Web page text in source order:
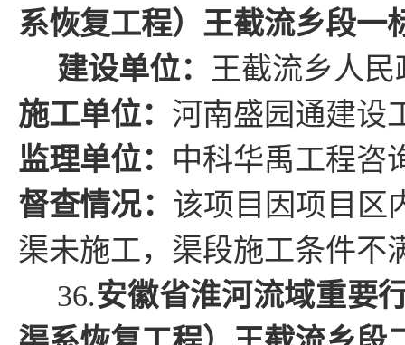
系恢复工程）王截流乡段一
建设单位： 王截流乡人民
施工单位： 河南盛园通建设
监理单位： 中科华禹工程咨
督查情况： 该项目因项目区
渠未施工，渠段施工条件不
36.安徽省淮河流域重要